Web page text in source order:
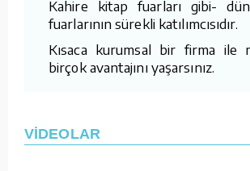
Kahire kitap fuarları gibi-
fuarlarının sürekli katılımcısıdır.
Kısaca kurumsal bir firma ile
birçok avantajını yaşarsınız.
VİDEOLAR